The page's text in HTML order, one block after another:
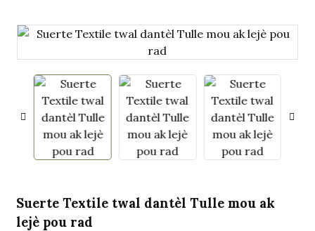
Suerte Textile twal dantèl Tulle mou ak
lejè pou rad